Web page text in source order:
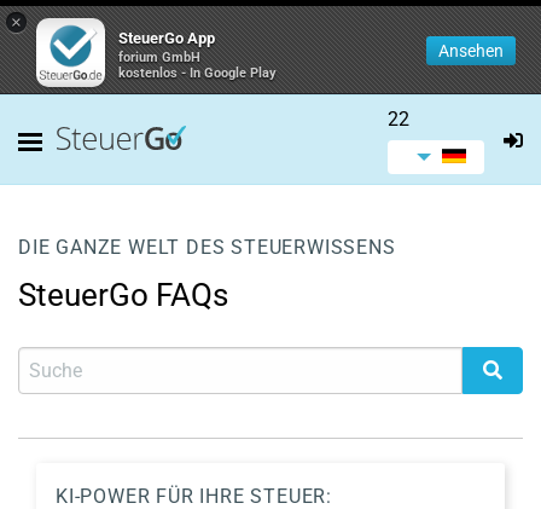
×
SteuerGo App
forium GmbH
kostenlos - In Google Play
Ansehen
22
DIE GANZE WELT DES STEUERWISSENS
SteuerGo FAQs
KI-POWER FÜR IHRE STEUER: